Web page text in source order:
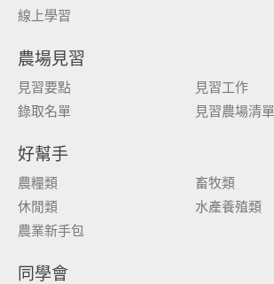
線上學習
農場見習
見習要點
見習工作
錄取名單
見習農場清單
好幫手
農糧類
畜牧類
休閒類
水產養殖類
農業新手包
同學會